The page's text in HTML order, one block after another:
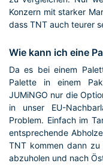
Konzern mit starker
dass TNT auch teurer
Wie kann ich eine
Da es bei einem
Palette in einem
JUMiNGO nur die
in unser EU-
Problem. Einfach im
entsprechende
TNT kommen dann
abzuholen und nach